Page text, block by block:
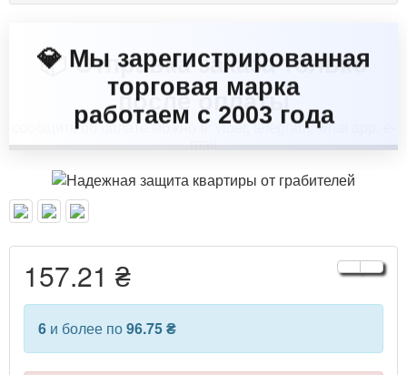
💎 Мы зарегистрированная
торговая марка
работаем с 2003 года
157.21 ₴
6 и более по96.75 ₴